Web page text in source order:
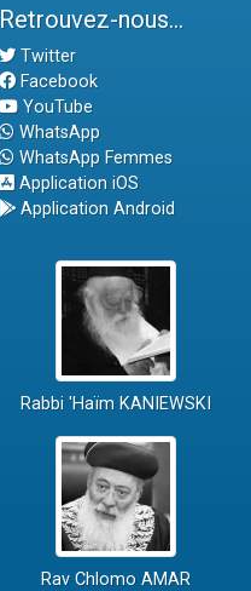
Retrouvez-nous...
Twitter
Facebook
YouTube
WhatsApp
WhatsApp Femmes
Application iOS
Application Android
Rabbi 'Haïm KANIEWSKI
Rav Chlomo AMAR